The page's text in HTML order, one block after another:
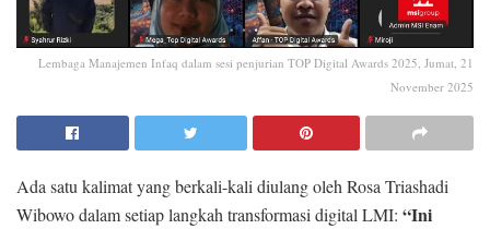
Lembaga Manajemen Infaq dalam sesi penjurian TOP Digital Awards 2025, Jumat, 21
November 2025
Ada satu kalimat yang berkali-kali diulang oleh Rosa Triashadi
Wibowo dalam setiap langkah transformasi digital LMI: “Ini